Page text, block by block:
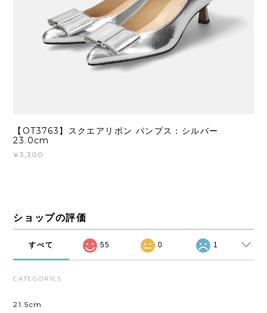
【OT3763】スクエアリボン パンプス：シルバー
23.0cm
¥3,300
ショップの評価
すべて 55 0 1
CATEGORIES
21.5cm